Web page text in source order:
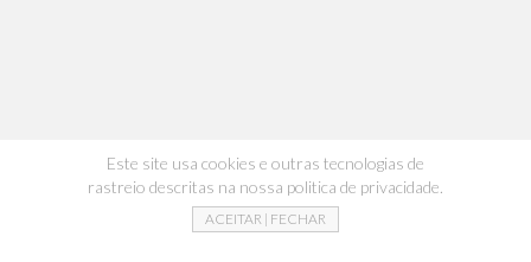
Este site usa cookies e outras tecnologias de
rastreio descritas na nossa politica de privacidade.
ACEITAR | FECHAR